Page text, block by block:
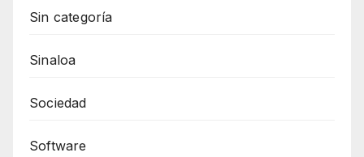
Sin categoría
Sinaloa
Sociedad
Software